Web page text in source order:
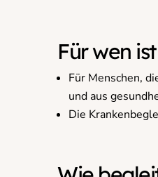
Für wen
Für Menschen,
und aus
Die